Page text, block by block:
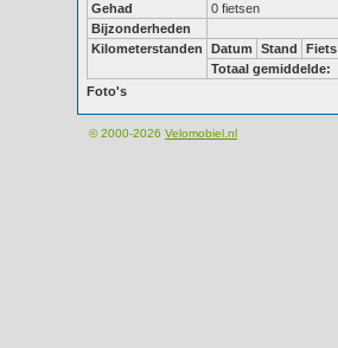
Gehad
0 fietsen
Bijzonderheden
Kilometerstanden
Datum Stand Fiets
Totaal gemiddelde:
Foto's
© 2000-2026 Velomobiel.nl